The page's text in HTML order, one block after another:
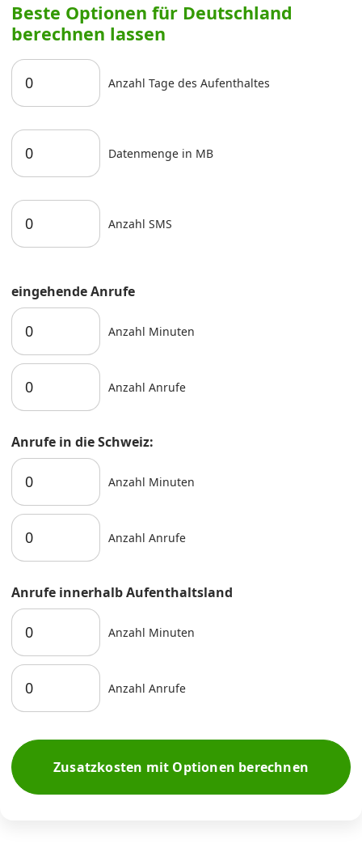
Beste Optionen für Deutschland
berechnen lassen
Anzahl Tage des Aufenthaltes
Datenmenge in MB
Anzahl SMS
eingehende Anrufe
Anzahl Minuten
Anzahl Anrufe
Anrufe in die Schweiz:
Anzahl Minuten
Anzahl Anrufe
Anrufe innerhalb Aufenthaltsland
Anzahl Minuten
Anzahl Anrufe
Zusatzkosten mit Optionen berechnen